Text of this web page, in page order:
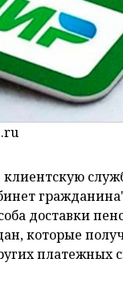
клиентскую
доставки
которые
платежных